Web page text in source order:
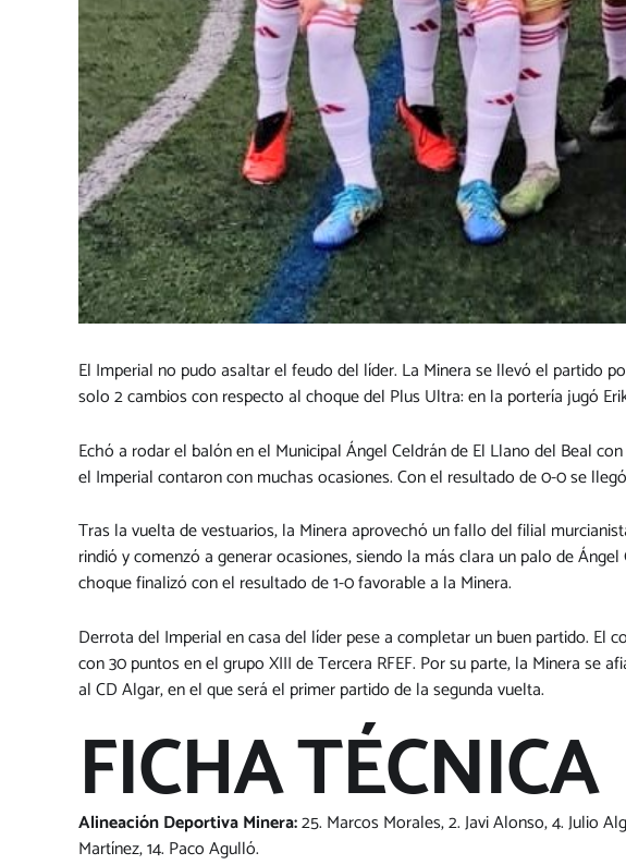
El Imperial no pudo asaltar el feudo del líder. La Minera se llevó el partido
solo 2 cambios con respecto al choque del Plus Ultra: en la portería jugó
Echó a rodar el balón en el Municipal Ángel Celdrán de El Llano del Beal
el Imperial contaron con muchas ocasiones. Con el resultado de 0-0 se
Tras la vuelta de vestuarios, la Minera aprovechó un fallo del filial
rindió y comenzó a generar ocasiones, siendo la más clara un palo de
choque finalizó con el resultado de 1-0 favorable a la Minera.
Derrota del Imperial en casa del líder pese a completar un buen partido. El
con 30 puntos en el grupo XIII de Tercera RFEF. Por su parte, la Minera se
al CD Algar, en el que será el primer partido de la segunda vuelta.
FICHA TÉCNICA
Alineación Deportiva Minera:25. Marcos Morales, 2. Javi Alonso, 4. Julio
Martínez, 14. Paco Agulló.